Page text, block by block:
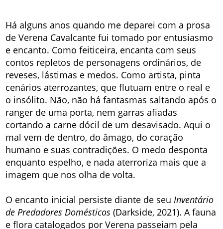
Há alguns anos quando me deparei com a prosa
de Verena Cavalcante fui tomado por entusiasmo
e encanto. Como feiticeira, encanta com seus
contos repletos de personagens ordinários, de
reveses, lástimas e medos. Como artista, pinta
cenários aterrozantes, que flutuam entre o real e
o insólito. Não, não há fantasmas saltando após o
ranger de uma porta, nem garras afiadas
cortando a carne dócil de um desavisado. Aqui o
mal vem de dentro, do âmago, do coração
humano e suas contradições. O medo desponta
enquanto espelho, e nada aterroriza mais que a
imagem que nos olha de volta.
O encanto inicial persiste diante de seuInventário
de Predadores Domésticos (Darkside, 2021). A fauna
e flora catalogados por Verena passeiam pela